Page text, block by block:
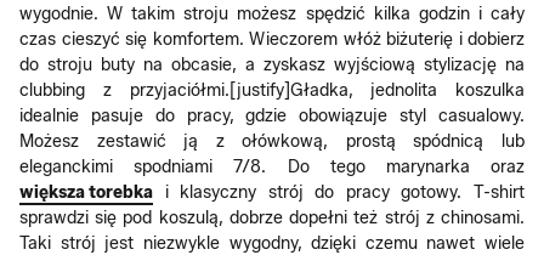
wygodnie. W takim stroju możesz spędzić kilka godzin i cały
czas cieszyć się komfortem. Wieczorem włóż biżuterię i dobierz
do stroju buty na obcasie, a zyskasz wyjściową stylizację na
clubbing z przyjaciółmi.[justify]Gładka, jednolita koszulka
idealnie pasuje do pracy, gdzie obowiązuje styl casualowy.
Możesz zestawić ją z ołówkową, prostą spódnicą lub
eleganckimi spodniami 7/8. Do tego marynarka oraz
większa torebka i klasyczny strój do pracy gotowy. T-shirt
sprawdzi się pod koszulą, dobrze dopełni też strój z chinosami.
Taki strój jest niezwykle wygodny, dzięki czemu nawet wiele